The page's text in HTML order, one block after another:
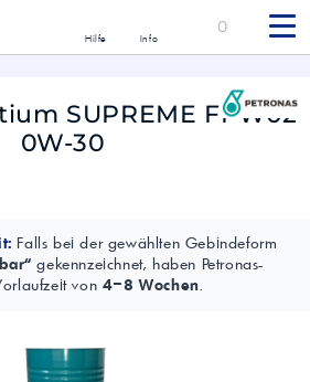
Hilfe Info
0
SUPREME FPW02
0W-30
Falls bei der gewählten Gebindeform
gekennzeichnet, haben Petronas-
von 4–8 Wochen.